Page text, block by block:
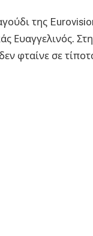
της
Ευαγγελινός.
φταίνε σε